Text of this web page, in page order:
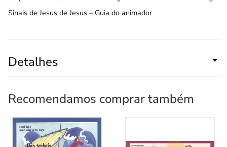
Sinais de Jesus de Jesus – Guia do animador
Detalhes
Recomendamos comprar também